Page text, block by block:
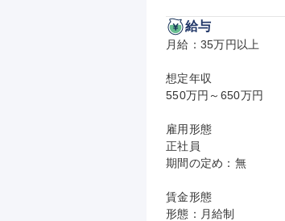
給与
月給：35万円以上
想定年収
550万円～650万円
雇用形態
正社員
期間の定め：無
賃金形態
形態：月給制